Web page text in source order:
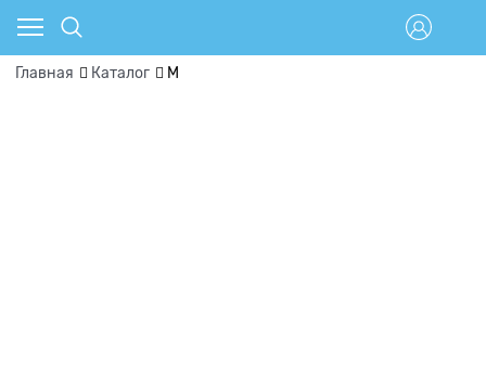
Главная Каталог М